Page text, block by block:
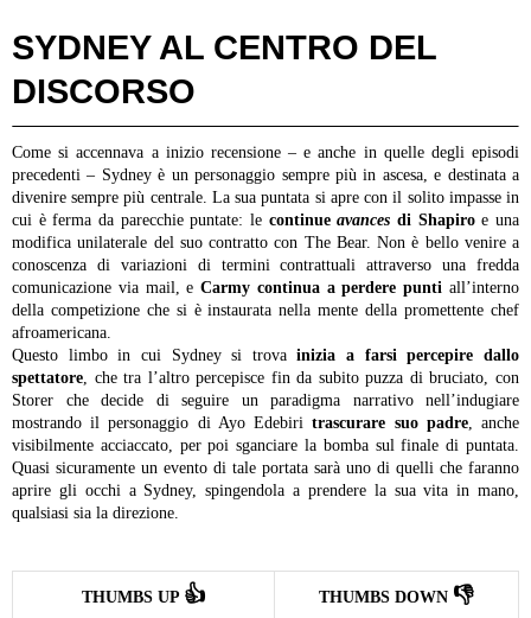
SYDNEY AL CENTRO DEL
DISCORSO
Come si accennava a inizio recensione – e anche in quelle degli episodi
precedenti – Sydney è un personaggio sempre più in ascesa, e destinata a
divenire sempre più centrale. La sua puntata si apre con il solito impasse in
cui è ferma da parecchie puntate: le continueavances di Shapiroe una
modifica unilaterale del suo contratto con The Bear. Non è bello venire a
conoscenza di variazioni di termini contrattuali attraverso una fredda
comunicazione via mail, eCarmy continua a perdere punti all’interno
della competizione che si è instaurata nella mente della promettente chef
afroamericana.
Questo limbo in cui Sydney si trovainizia a farsi percepire dallo
spettatore, che tra l’altro percepisce fin da subito puzza di bruciato, con
Storer che decide di seguire un paradigma narrativo nell’indugiare
mostrando il personaggio di Ayo Edebiritrascurare suo padre, anche
visibilmente acciaccato, per poi sganciare la bomba sul finale di puntata.
Quasi sicuramente un evento di tale portata sarà uno di quelli che faranno
aprire gli occhi a Sydney, spingendola a prendere la sua vita in mano,
qualsiasi sia la direzione.
THUMBS UP 👍 THUMBS DOWN 👎